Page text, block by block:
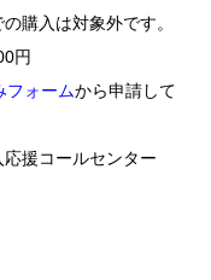
購入は対象外です。
円
フォームから申請して
援コールセンター